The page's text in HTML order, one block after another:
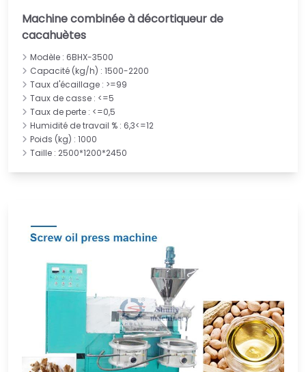
Machine combinée à décortiqueur de
cacahuètes
Modèle : 6BHX-3500
Capacité (kg/h) : 1500-2200
Taux d'écaillage : >=99
Taux de casse : <=5
Taux de perte : <=0,5
Humidité de travail % : 6,3<=12
Poids (kg) : 1000
Taille : 2500*1200*2450